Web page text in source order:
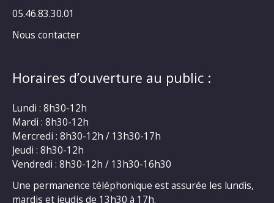
05.46.83.30.01
Nous contacter
Horaires d’ouverture au public :
Lundi : 8h30-12h
Mardi : 8h30-12h
Mercredi : 8h30-12h / 13h30-17h
Jeudi : 8h30-12h
Vendredi : 8h30-12h / 13h30-16h30
Une permanence téléphonique est assurée les lundis,
mardis et jeudis de 13h30 à 17h.